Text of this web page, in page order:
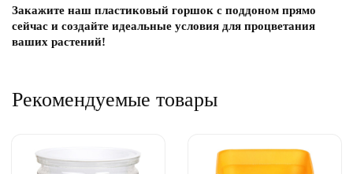
Закажите наш пластиковый горшок с поддоном прямо
сейчас и создайте идеальные условия для процветания
ваших растений!
Рекомендуемые товары